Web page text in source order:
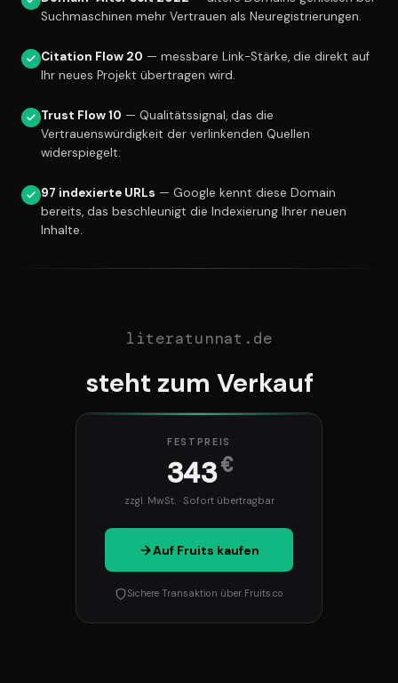
Suchmaschinen mehr Vertrauen als Neuregistrierungen.
Citation Flow 20 — messbare Link-Stärke, die direkt auf
Ihr neues Projekt übertragen wird.
Trust Flow 10 — Qualitätssignal, das die
Vertrauenswürdigkeit der verlinkenden Quellen
widerspiegelt.
97 indexierte URLs — Google kennt diese Domain
bereits, das beschleunigt die Indexierung Ihrer neuen
Inhalte.
literatunnat.de
steht zum Verkauf
FESTPREIS
343€
zzgl. MwSt. · Sofort übertragbar
Auf Fruits kaufen
Sichere Transaktion über Fruits.co